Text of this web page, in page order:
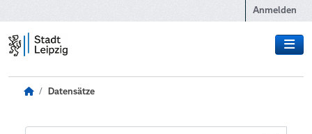
Anmelden
Datensätze